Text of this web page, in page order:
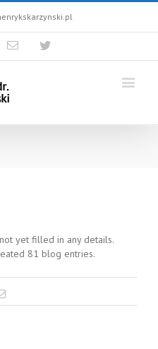
Email Twitter
yet filled in any details.
81 blog entries.
Email